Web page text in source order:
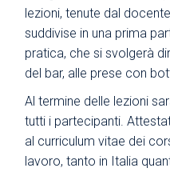
lezioni, tenute dal
suddivise in una prima
pratica, che si svolgerà
del bar, alle prese con
Al termine delle lezioni
tutti i partecipanti.
al curriculum vitae dei
lavoro, tanto in Italia